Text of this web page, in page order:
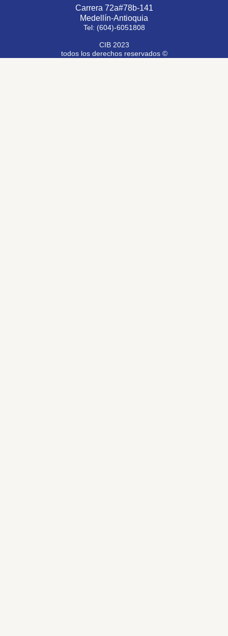
Carrera 72a#78b-141
Medellín-Antioquia
Tel: (604)-6051808
CIB 2023
todos los derechos reservados ©